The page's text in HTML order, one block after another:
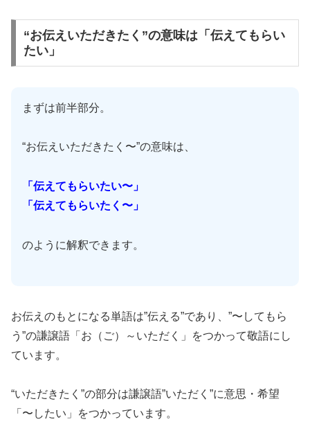
“お伝えいただきたく”の意味は「伝えてもらい
たい」
まずは前半部分。
“お伝えいただきたく〜”の意味は、
「伝えてもらいたい〜」
「伝えてもらいたく〜」
のように解釈できます。
お伝えのもとになる単語は”伝える”であり、”〜してもら
う”の謙譲語「お（ご）～いただく」をつかって敬語にし
ています。
“いただきたく”の部分は謙譲語”いただく”に意思・希望
「〜したい」をつかっています。